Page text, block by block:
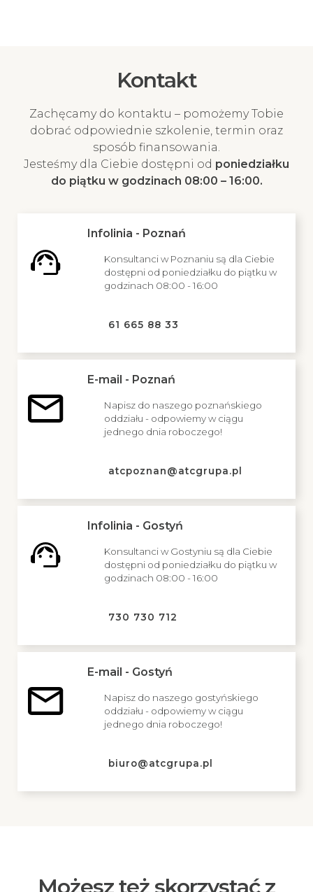
Kontakt
Zachęcamy do kontaktu – pomożemy Tobie
dobrać odpowiednie szkolenie, termin oraz
sposób finansowania.
Jesteśmy dla Ciebie dostępni od poniedziałku
do piątku w godzinach 08:00 – 16:00.
Infolinia - Poznań
Konsultanci w Poznaniu są dla Ciebie
dostępni od poniedziałku do piątku w
godzinach 08:00 - 16:00
61 665 88 33
E-mail - Poznań
Napisz do naszego poznańskiego
oddziału - odpowiemy w ciągu
jednego dnia roboczego!
atcpoznan@atcgrupa.pl
Infolinia - Gostyń
Konsultanci w Gostyniu są dla Ciebie
dostępni od poniedziałku do piątku w
godzinach 08:00 - 16:00
730 730 712
E-mail - Gostyń
Napisz do naszego gostyńskiego
oddziału - odpowiemy w ciągu
jednego dnia roboczego!
biuro@atcgrupa.pl